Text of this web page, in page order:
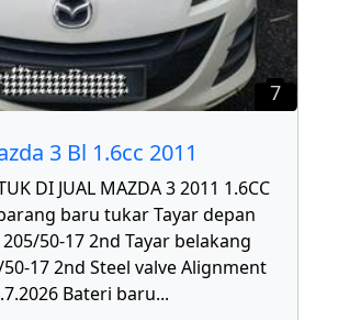
7
3 Bl 1.6cc 2011
DI JUAL MAZDA 3 2011 1.6CC
baru tukar Tayar depan
50-17 2nd Tayar belakang
17 2nd Steel valve Alignment
Bateri baru...